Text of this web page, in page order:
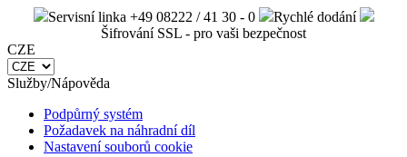
Servisní linka +49 08222 / 41 30 - 0
Rychlé dodání
Šifrování SSL - pro vaši bezpečnost
CZE
Služby/Nápověda
Podpůrný systém
Požadavek na náhradní díl
Nastavení souborů cookie